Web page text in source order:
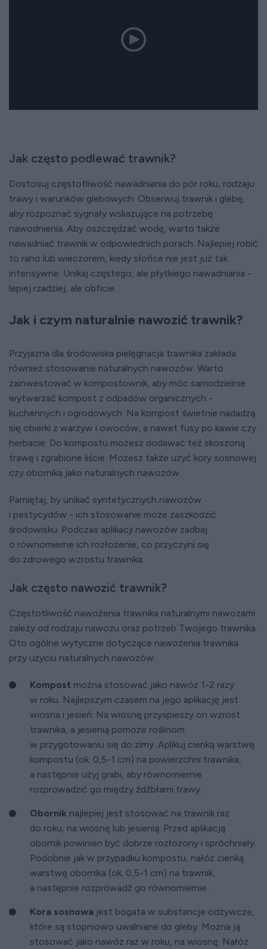
Jak często podlewać trawnik?
Dostosuj częstotliwość nawadniania do pór roku, rodzaju
trawy i warunków glebowych. Obserwuj trawnik i glebę,
aby rozpoznać sygnały wskazujące na potrzebę
nawodnienia. Aby oszczędzać wodę, warto także
nawadniać trawnik w odpowiednich porach. Najlepiej robić
to rano lub wieczorem, kiedy słońce nie jest już tak
intensywne. Unikaj częstego, ale płytkiego nawadniania -
lepiej rzadziej, ale obficie.
Jak i czym naturalnie nawozić trawnik?
Przyjazna dla środowiska pielęgnacja trawnika zakłada
również stosowanie naturalnych nawozów. Warto
zainwestować w kompostownik, aby móc samodzielnie
wytwarzać kompost z odpadów organicznych -
kuchennych i ogrodowych. Na kompost świetnie nadadzą
się obierki z warzyw i owoców, a nawet fusy po kawie czy
herbacie. Do kompostu możesz dodawać też skoszoną
trawę i zgrabione liście. Możesz także użyć kory sosnowej
czy obornika jako naturalnych nawozów.
Pamiętaj, by unikać syntetycznych nawozów
i pestycydów - ich stosowanie może zaszkodzić
środowisku. Podczas aplikacji nawozów zadbaj
o równomierne ich rozłożenie, co przyczyni się
do zdrowego wzrostu trawnika.
Jak często nawozić trawnik?
Częstotliwość nawożenia trawnika naturalnymi nawozami
zależy od rodzaju nawozu oraz potrzeb Twojego trawnika.
Oto ogólne wytyczne dotyczące nawożenia trawnika
przy użyciu naturalnych nawozów:
Kompost można stosować jako nawóz 1-2 razy
w roku. Najlepszym czasem na jego aplikację jest
wiosna i jesień. Na wiosnę przyspieszy on wzrost
trawnika, a jesienią pomoże roślinom
w przygotowaniu się do zimy. Aplikuj cienką warstwę
kompostu (ok. 0,5-1 cm) na powierzchni trawnika,
a następnie użyj grabi, aby równomiernie
rozprowadzić go między źdźbłami trawy.
Obornik najlepiej jest stosować na trawnik raz
do roku, na wiosnę lub jesienią. Przed aplikacją
obornik powinien być dobrze rozłożony i spróchniały.
Podobnie jak w przypadku kompostu, nałóż cienką
warstwę obornika (ok. 0,5-1 cm) na trawnik,
a następnie rozprowadź go równomiernie.
Kora sosnowa jest bogata w substancje odżywcze,
które są stopniowo uwalniane do gleby. Można ją
stosować jako nawóz raz w roku, na wiosnę. Nałóż